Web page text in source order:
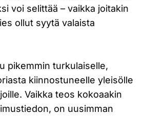
voi selittää – vaikka joitakin
ollut syytä valaista
pikemmin turkulaiselle,
kiinnostuneelle yleisölle
Vaikka teos kokoaakin
on uusimman